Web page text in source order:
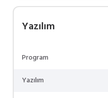
Yazılım
Program
Yazılım